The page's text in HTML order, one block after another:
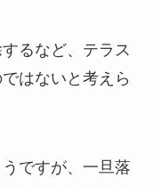
るなど、テラス
はないと考えら
ですが、一旦落